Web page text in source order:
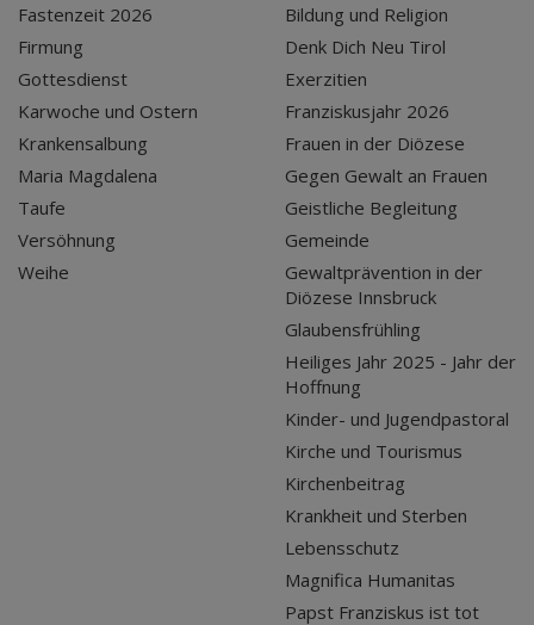
Fastenzeit 2026
Firmung
Gottesdienst
Karwoche und Ostern
Krankensalbung
Maria Magdalena
Taufe
Versöhnung
Weihe
Bildung und Religion
Denk Dich Neu Tirol
Exerzitien
Franziskusjahr 2026
Frauen in der Diözese
Gegen Gewalt an Frauen
Geistliche Begleitung
Gemeinde
Gewaltprävention in der
Diözese Innsbruck
Glaubensfrühling
Heiliges Jahr 2025 - Jahr der
Hoffnung
Kinder- und Jugendpastoral
Kirche und Tourismus
Kirchenbeitrag
Krankheit und Sterben
Lebensschutz
Magnifica Humanitas
Papst Franziskus ist tot